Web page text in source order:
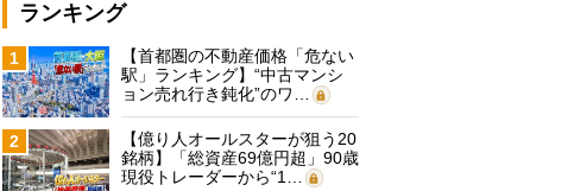
ランキング
1
【首都圏の不動産価格「危ない
駅」ランキング】“中古マンシ
ョン売れ行き鈍化”のワ…
2
【億り人オールスターが狙う20
銘柄】「総資産69億円超」90歳
現役トレーダーから“1…